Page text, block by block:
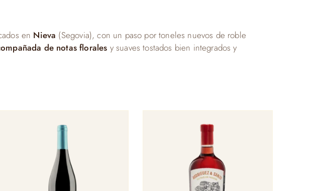
en Nieva (Segovia), con un paso por toneles nuevos de roble
de notas florales y suaves tostados bien integrados y